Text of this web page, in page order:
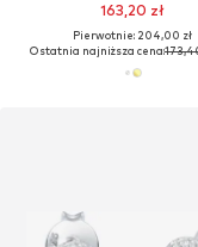
163,20 zł
Pierwotnie: 204,00 zł
Ostatnia najniższa cena: